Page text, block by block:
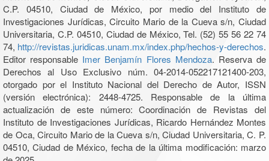
C.P. 04510, Ciudad de México, por medio del Instituto de
Investigaciones Jurídicas, Circuito Mario de la Cueva s/n, Ciudad
Universitaria, C.P. 04510, Ciudad de México, Tel. (52) 55 56 22 74
74, http://revistas.juridicas.unam.mx/index.php/hechos-y-derechos.
Editor responsable Imer Benjamín Flores Mendoza. Reserva de
Derechos al Uso Exclusivo núm. 04-2014-052217121400-203,
otorgado por el Instituto Nacional del Derecho de Autor, ISSN
(versión electrónica): 2448-4725. Responsable de la última
actualización de este número: Coordinación de Revistas del
Instituto de Investigaciones Jurídicas, Ricardo Hernández Montes
de Oca, Circuito Mario de la Cueva s/n, Ciudad Universitaria, C. P.
04510, Ciudad de México, fecha de la última modificación: marzo